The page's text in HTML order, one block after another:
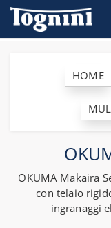
HOME
OKUMA Makaira
con telaio
ingranaggi